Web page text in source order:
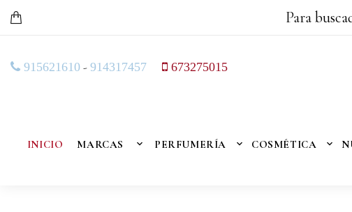
Para
915621610 - 914317457 673275015
INICIO MARCAS PERFUMERÍA COSMÉTICA